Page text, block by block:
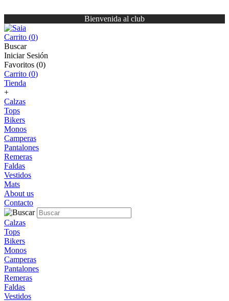
Bienvenida al club
Carrito (0)
Buscar
Iniciar Sesión
Favoritos (0)
Carrito (0)
Tienda
+
Calzas
Tops
Bikers
Monos
Camperas
Pantalones
Remeras
Faldas
Vestidos
Mats
About us
Contacto
Calzas
Tops
Bikers
Monos
Camperas
Pantalones
Remeras
Faldas
Vestidos